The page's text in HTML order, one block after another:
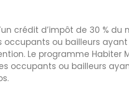
crédit d’impôt de 30 %
occupants ou bailleurs
Le programme
occupants ou bailleurs